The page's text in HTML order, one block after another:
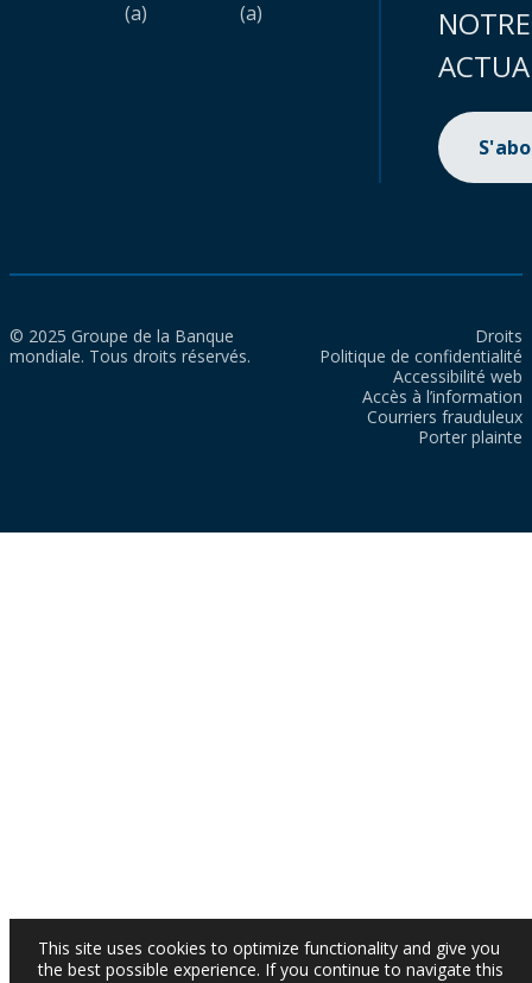
(a)
(a)
NOTRE
© 2025 Groupe de la Banque
mondiale. Tous droits réservés.
Droits
Politique de confidentialité
Accessibilité web
Accès à l’information
Courriers frauduleux
Porter plainte
This site uses cookies to optimize functionality and give you
the best possible experience. If you continue to navigate this